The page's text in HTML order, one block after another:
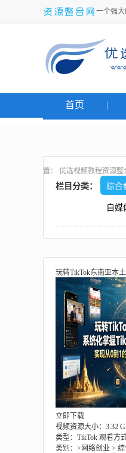
一个强
首页
置： 优选视频教程资源整
栏目分类： 综合
自媒
玩转TikTok东南亚本
立即下载
视频资源大小：3.32
类型：TikTok 观看方
类别：> 网络创业 >